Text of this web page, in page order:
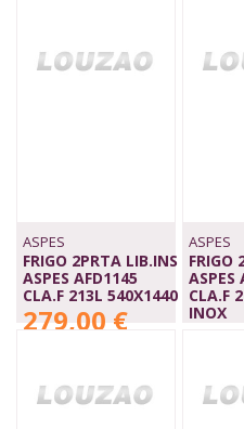
ASPES
FRIGO 2PRTA LIB.INS
ASPES AFD1145
CLA.F 213L 540X1440
279,00 €
ASPES
FRIGO
ASPES
CLA.F
INOX